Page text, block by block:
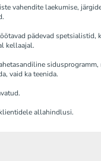
vahendite laekumise,
pädevad spetsialistid,
kellaajal.
vaid ka teenida.
allahindlusi.